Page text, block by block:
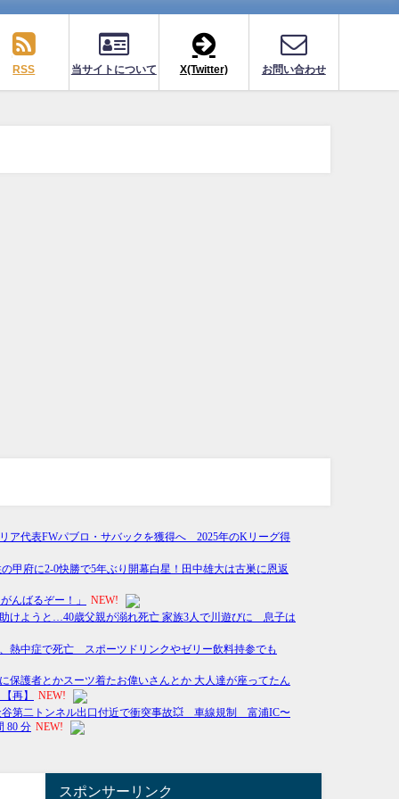
RSS 当サイトについて X(Twitter) お問い合わせ
スポンサーリンク